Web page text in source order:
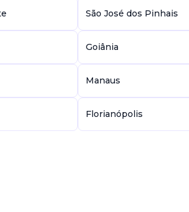
São José dos Pinhais
Goiânia
Manaus
Florianópolis